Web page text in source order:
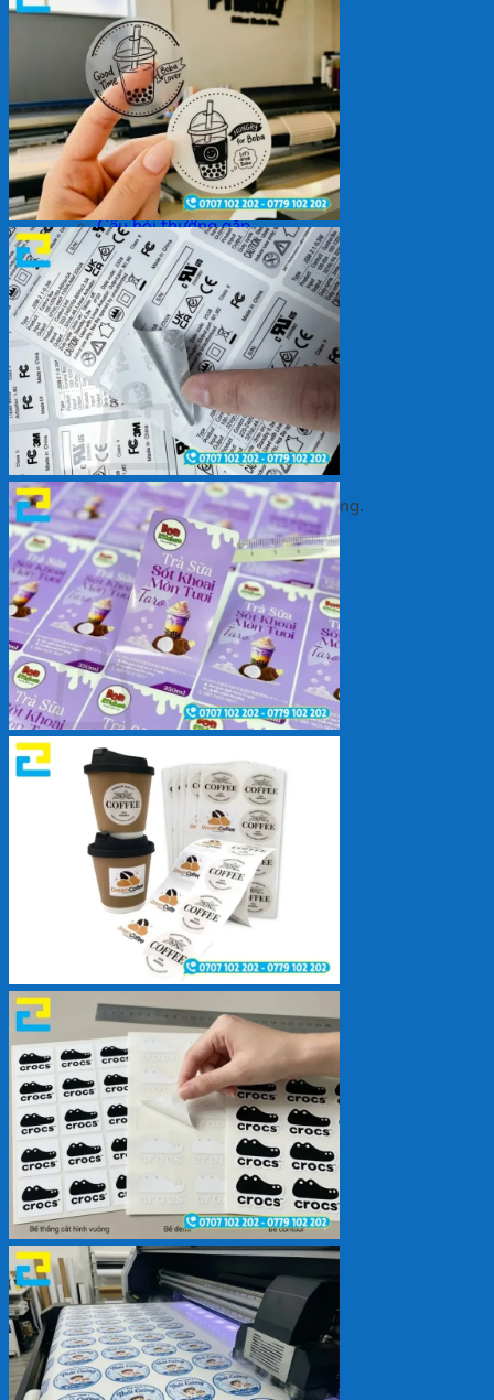
Backdrop
In Tem Nhãn
In Decal
Tin tức
Tin Tức In Kỹ Thuật Số
Tin Tức In UV
Tin tức công ty
Tuyển dụng
Câu hỏi thường gặp
Liên hệ
Tìm
kiếm:
Giỏ hàng / 0₫
Chưa có sản phẩm trong giỏ hàng.
Quay trở lại cửa hàng
Giỏ hàng
Chưa có sản phẩm trong giỏ hàng.
Quay trở lại cửa hàng